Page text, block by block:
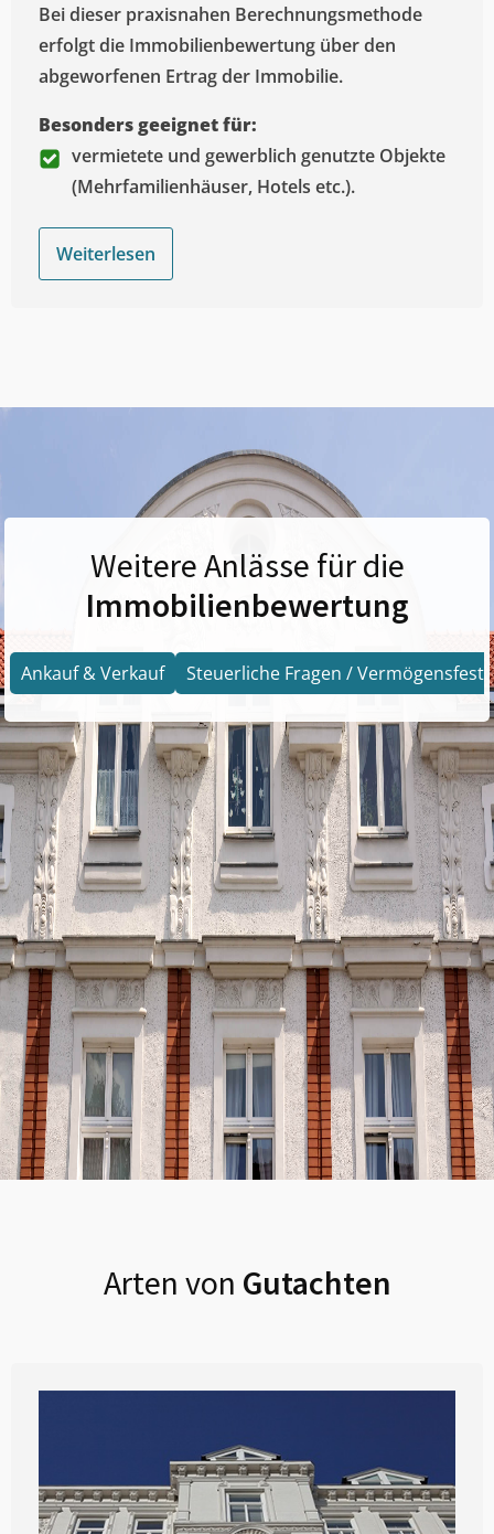
Bei dieser praxisnahen Berechnungsmethode
erfolgt die Immobilienbewertung über den
abgeworfenen Ertrag der Immobilie.
Besonders geeignet für:
vermietete und gewerblich genutzte Objekte
(Mehrfamilienhäuser, Hotels etc.).
Weiterlesen
Weitere Anlässe für die
Immobilienbewertung
Ankauf & Verkauf Steuerliche Fragen /
Arten von Gutachten